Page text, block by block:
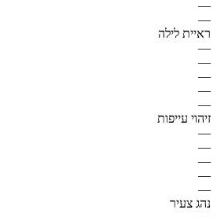
—
—
ראיית לילה
—
—
—
—
—
זיהוי עייפות
—
—
—
—
—
נהג צעיר